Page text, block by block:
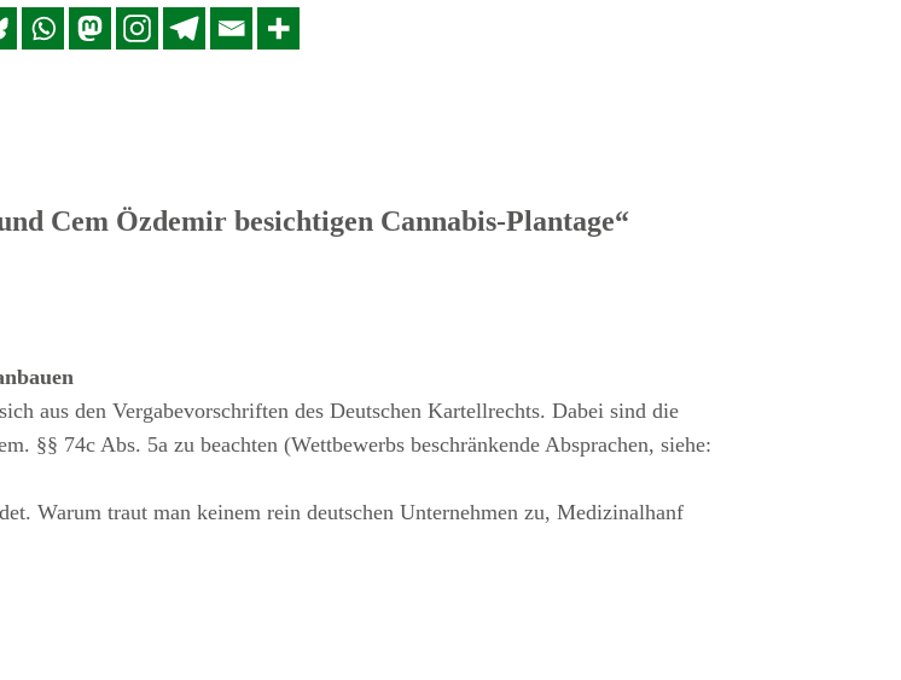
Cem Özdemir besichtigen Cannabis-Plantage“
aus den Vergabevorschriften des Deutschen Kartellrechts. Dabei sind die
§§ 74c Abs. 5a zu beachten (Wettbewerbs beschränkende Absprachen, siehe:
Warum traut man keinem rein deutschen Unternehmen zu, Medizinalhanf